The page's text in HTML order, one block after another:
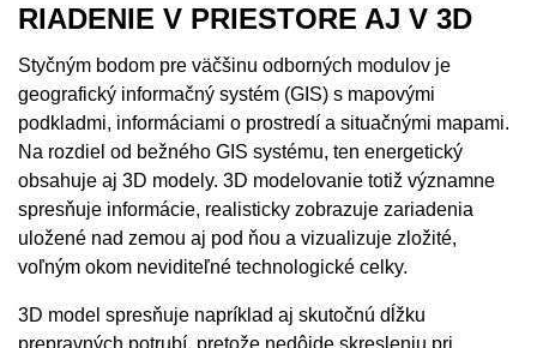
RIADENIE V PRIESTORE AJ V 3D
Styčným bodom pre väčšinu odborných modulov je
geografický informačný systém (GIS) s mapovými
podkladmi, informáciami o prostredí a situačnými mapami.
Na rozdiel od bežného GIS systému, ten energetický
obsahuje aj 3D modely. 3D modelovanie totiž významne
spresňuje informácie, realisticky zobrazuje zariadenia
uložené nad zemou aj pod ňou a vizualizuje zložité,
voľným okom neviditeľné technologické celky.
3D model spresňuje napríklad aj skutočnú dĺžku
prepravných potrubí, pretože nedôjde skresleniu pri